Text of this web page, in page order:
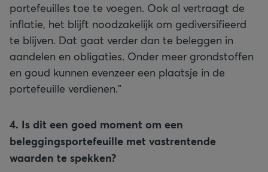
portefeuilles toe te voegen. Ook al vertraagt de
inflatie, het blijft noodzakelijk om gediversifieerd
te blijven. Dat gaat verder dan te beleggen in
aandelen en obligaties. Onder meer grondstoffen
en goud kunnen evenzeer een plaatsje in de
portefeuille verdienen.”
4. Is dit een goed moment om een
beleggingsportefeuille met vastrentende
waarden te spekken?